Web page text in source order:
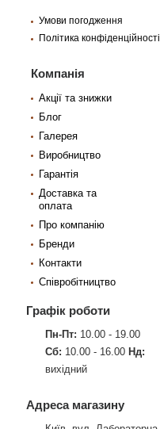
Умови погодження
Політика конфіденційності
Компанія
Акції та знижки
Блог
Галерея
Виробництво
Гарантія
Доставка та
оплата
Про компанію
Бренди
Контакти
Співробітництво
Графік роботи
Пн-Пт: 10.00 - 19.00
Сб: 10.00 - 16.00 Нд:
вихідний
Адреса магазину